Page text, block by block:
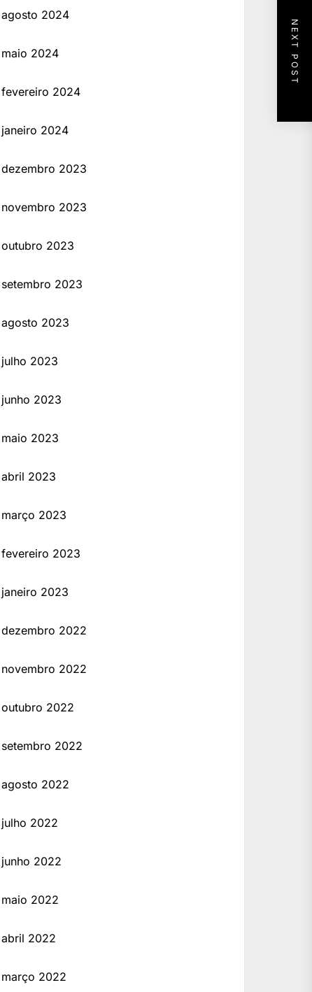
NEXT POST
agosto 2024
maio 2024
fevereiro 2024
janeiro 2024
dezembro 2023
novembro 2023
outubro 2023
setembro 2023
agosto 2023
julho 2023
junho 2023
maio 2023
abril 2023
março 2023
fevereiro 2023
janeiro 2023
dezembro 2022
novembro 2022
outubro 2022
setembro 2022
agosto 2022
julho 2022
junho 2022
maio 2022
abril 2022
março 2022